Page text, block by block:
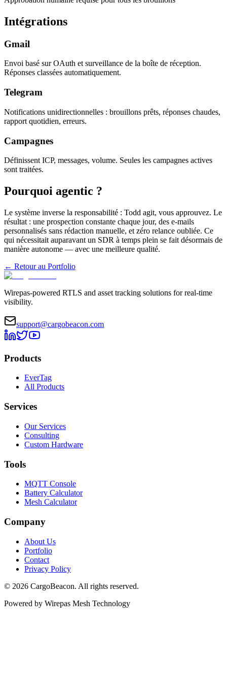
Intégrations
Gmail
Envoi basé sur OAuth et surveillance de la boîte de réception.
Réponses classées automatiquement.
Telegram
Notifications unidirectionnelles : brouillons prêts, réponses chaudes,
rapport quotidien, erreurs.
Campagnes
Définissent ICP, messages, volume. Seules les campagnes actives
sont traitées.
Pourquoi agentic ?
Le système inverse la responsabilité : Todd agit, vous approuvez. Le
résultat : une prospection constante chaque jour, des e-mails
personnalisés sans rédaction manuelle, et zéro relance oubliée. Ce
qui nécessitait auparavant un SDR à temps plein se fait désormais de
manière autonome — avec une meilleure qualité.
← Retour au Portfolio
Wirepas-powered RTLS and asset tracking solutions for real-time
visibility.
support@cargobeacon.com
Products
EverTag
All Products
Services
Our Services
Consulting
Custom Hardware
Tools
MQTT Console
Battery Calculator
Mesh Calculator
Company
About Us
Portfolio
Contact
Privacy Policy
© 2026 CargoBeacon. All rights reserved.
Powered by Wirepas Mesh Technology